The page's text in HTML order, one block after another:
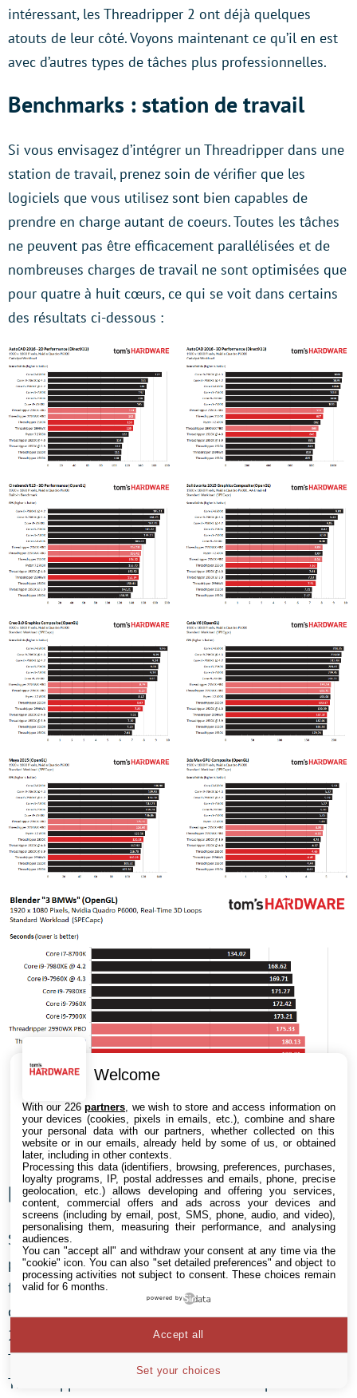
intéressant, les Threadripper 2 ont déjà quelques
atouts de leur côté. Voyons maintenant ce qu’il en est
avec d’autres types de tâches plus professionnelles.
Benchmarks : station de travail
Si vous envisagez d’intégrer un Threadripper dans une
station de travail, prenez soin de vérifier que les
logiciels que vous utilisez sont bien capables de
prendre en charge autant de coeurs. Toutes les tâches
ne peuvent pas être efficacement parallélisées et de
nombreuses charges de travail ne sont optimisées que
pour quatre à huit cœurs, ce qui se voit dans certains
des résultats ci-dessous :
Benchmarks : calculs
Si les tâches de rendu reposent typiquement sur la
puissance du GPU, favorisant les CPU avec de hautes
fréquences de fonctionnement, les tâches de calculs
conviennent bien mieux aux Threadripper. Le nouveau
2950X est définitivement un cran au dessus des
Threadripper d’ancienne génération, tandis que le
Threadripper 2990WX ne voit finalement pas ses
Welcome
With our 226partners , we wish to store and access information on
your devices (cookies, pixels in emails, etc.), combine and share
your personal data with our partners, whether collected on this
website or in our emails, already held by some of us, or obtained
later, including in other contexts.
Processing this data (identifiers, browsing, preferences, purchases,
loyalty programs, IP, postal addresses and emails, phone, precise
geolocation, etc.) allows developing and offering you services,
content, commercial offers and ads across your devices and
screens (including by email, post, SMS, phone, audio, and video),
personalising them, measuring their performance, and analysing
audiences.
You can "accept all" and withdraw your consent at any time via the
"cookie" icon. You can also "set detailed preferences" and object to
processing activities not subject to consent. These choices remain
valid for 6 months.
powered by
Set your choices
Accept all